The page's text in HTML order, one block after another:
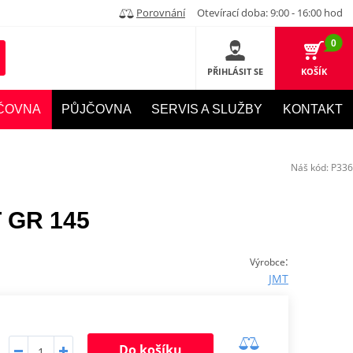
Porovnání Otevírací doba: 9:00 - 16:00 hod
PŘIHLÁSIT SE
0
KOŠÍK
PŮJČOVNA SERVIS A SLUŽBY KONTAKT
145
Výrobce:
JMT
Náš kód: P336